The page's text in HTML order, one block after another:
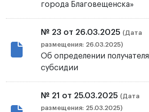
города Благовещенска»
№ 23 от 26.03.2025 (Дата
размещения: 26.03.2025)
Об определении получателя
субсидии
№ 21 от 25.03.2025 (Дата
размещения: 25.03.2025)